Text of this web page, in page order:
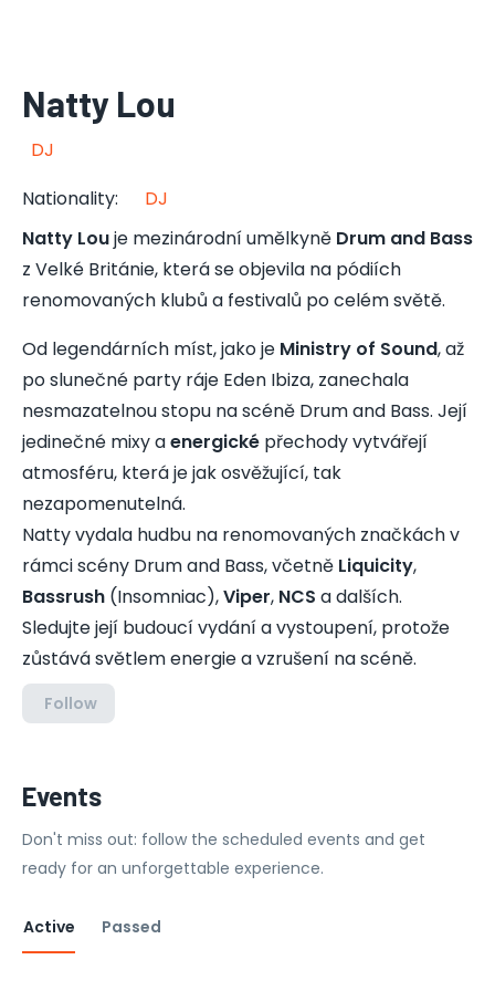
Natty Lou
DJ
Nationality:
DJ
Natty Louje mezinárodní umělkyně Drum and Bass
z Velké Británie, která se objevila na pódiích
renomovaných klubů a festivalů po celém světě.
Od legendárních míst, jako je Ministry of Sound, až
po slunečné party ráje Eden Ibiza, zanechala
nesmazatelnou stopu na scéně Drum and Bass. Její
jedinečné mixy aenergické přechody vytvářejí
atmosféru, která je jak osvěžující, tak
nezapomenutelná.
Natty vydala hudbu na renomovaných značkách v
rámci scény Drum and Bass, včetně Liquicity,
Bassrush (Insomniac),Viper, NCS a dalších.
Sledujte její budoucí vydání a vystoupení, protože
zůstává světlem energie a vzrušení na scéně.
Follow
Events
Don't miss out: follow the scheduled events and get
ready for an unforgettable experience.
Active Passed